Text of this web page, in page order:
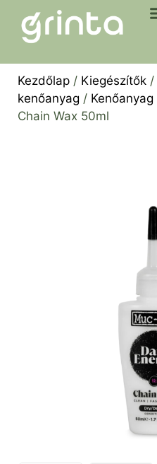
Kezdőlap / Kiegészítők /
kenőanyag / Kenőanyag
Chain Wax 50ml